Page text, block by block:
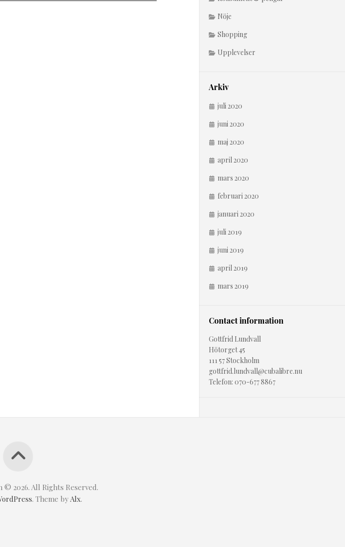
Nöje
Shopping
Upplevelser
Arkiv
juli 2020
juni 2020
maj 2020
april 2020
mars 2020
februari 2020
januari 2020
juli 2019
juni 2019
april 2019
mars 2019
Contact information
Gottfrid Lundvall
Hötorget 45
111 57 Stockholm
gottfrid.lundvall@cubalibre.nu
Telefon: 070-677 8867
© 2026. All Rights Reserved.
. Theme by Alx.